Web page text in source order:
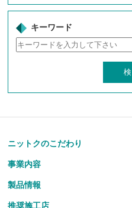
キーワード
ニットクのこだわり
事業内容
製品情報
推奨施工店